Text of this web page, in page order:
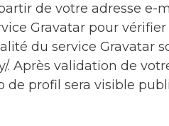
de votre adresse e-
Gravatar pour
du service Gravatar
Après validation de
de profil sera visible